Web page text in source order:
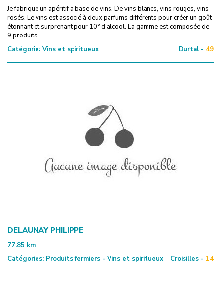
Je fabrique un apéritif a base de vins. De vins blancs, vins rouges, vins
rosés. Le vins est associé à deux parfums différents pour créer un goût
étonnant et surprenant pour 10° d'alcool. La gamme est composée de
9 produits.
Catégorie: Vins et spiritueux Durtal - 49
DELAUNAY PHILIPPE
77.85 km
Catégories: Produits fermiers - Vins et spiritueux Croisilles - 14